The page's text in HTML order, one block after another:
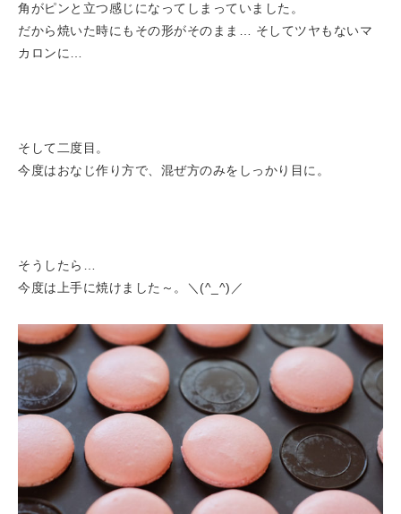
角がピンと立つ感じになってしまっていました。
だから焼いた時にもその形がそのまま… そしてツヤもないマ
カロンに…
そして二度目。
今度はおなじ作り方で、混ぜ方のみをしっかり目に。
そうしたら…
今度は上手に焼けました～。＼(^_^)／